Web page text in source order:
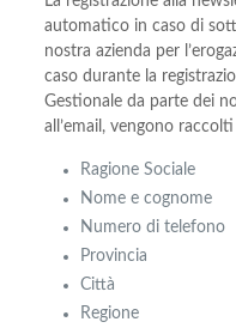
automatico in caso di
nostra azienda per
caso durante la
Gestionale da parte dei
all’email, vengono
Ragione Sociale
Nome e cognome
Numero di telefono
Provincia
Città
Regione